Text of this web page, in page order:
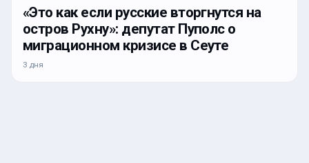
«Это как если русские вторгнутся на
остров Рухну»: депутат Пуполс о
миграционном кризисе в Сеуте
3 дня